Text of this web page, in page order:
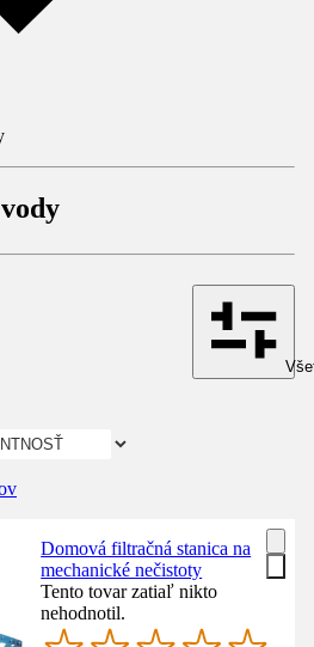
Domová filtračná stanica na
mechanické nečistoty
Tento tovar zatiaľ nikto
nehodnotil.